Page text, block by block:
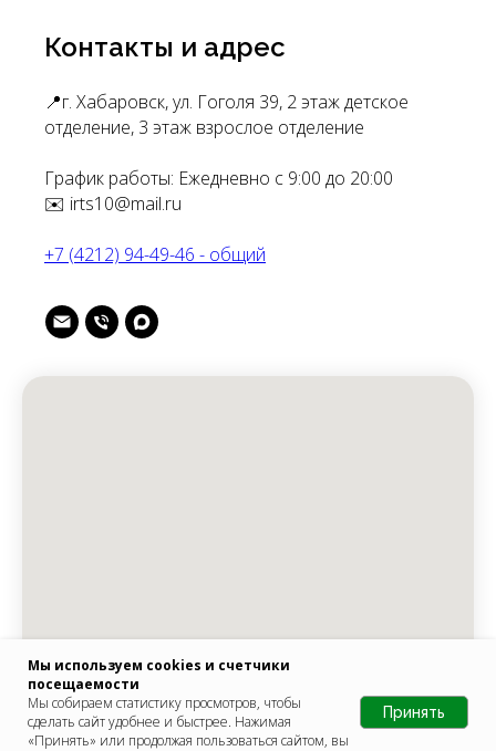
Контакты и адрес
📍г. Хабаровск, ул. Гоголя 39, 2 этаж детское
отделение, 3 этаж взрослое отделение
График работы: Ежедневно с 9:00 до 20:00
✉️ irts10@mail.ru
+7 (4212) 94-49-46 - общий
Мы используем cookies и счетчики
посещаемости
Мы собираем статистику просмотров, чтобы
сделать сайт удобнее и быстрее. Нажимая
«Принять» или продолжая пользоваться сайтом, вы
Принять